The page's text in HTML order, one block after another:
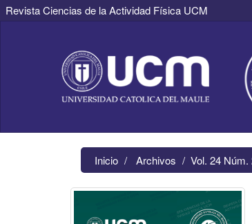
Revista Ciencias de la Actividad Física UCM
Contenido
principal
Inicio Archivos Vol. 24